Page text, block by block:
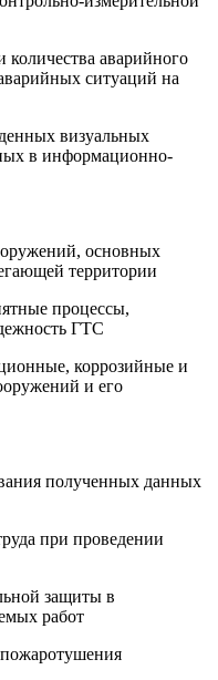
аварийного
ситуаций на
визуальных
в информационно-
основных
территории
процессы,
ГТС
коррозийные и
и его
полученных данных
при проведении
защиты в
работ